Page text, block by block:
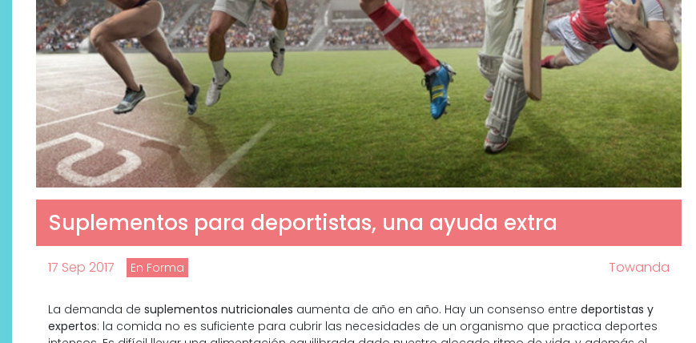
Suplementos para deportistas, una ayuda extra
17 Sep 2017 En Forma Towanda
La demanda de suplementos nutricionales aumenta de año en año. Hay un consenso entre deportistas y
expertos: la comida no es suficiente para cubrir las necesidades de un organismo que practica deportes